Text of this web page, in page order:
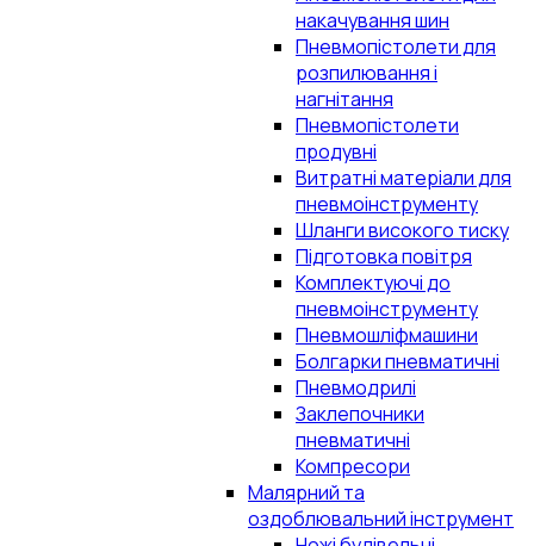
накачування шин
Пневмопістолети для
розпилювання і
нагнітання
Пневмопістолети
продувні
Витратні матеріали для
пневмоінструменту
Шланги високого тиску
Підготовка повітря
Комплектуючі до
пневмоінструменту
Пневмошліфмашини
Болгарки пневматичні
Пневмодрилі
Заклепочники
пневматичні
Компресори
Малярний та
оздоблювальний інструмент